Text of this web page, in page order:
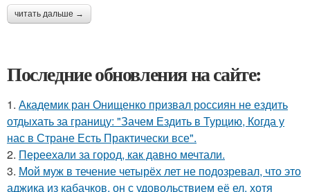
читать дальше →
Последние обновления на сайте:
1. Академик ран Онищенко призвал россиян не ездить
отдыхать за границу: "Зачем Ездить в Турцию, Когда у
нас в Стране Есть Практически все".
2. Переехали за город, как давно мечтали.
3. Мой муж в течение четырёх лет не подозревал, что это
аджика из кабачков, он с удовольствием её ел, хотя